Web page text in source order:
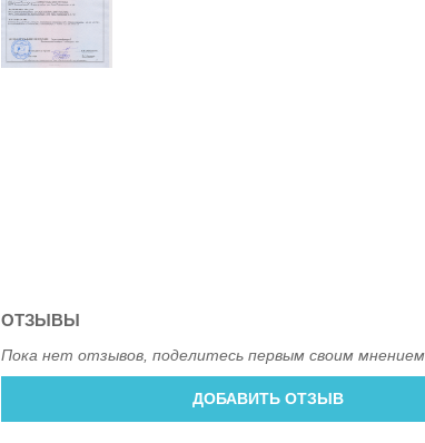
ОТЗЫВЫ
Пока нет отзывов, поделитесь первым своим мнением.
ДОБАВИТЬ ОТЗЫВ